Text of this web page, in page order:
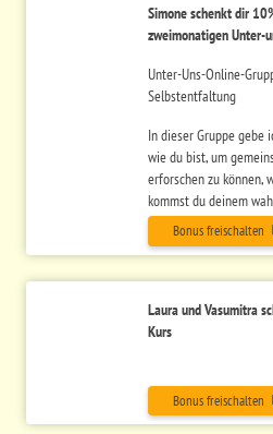
Simone schenkt dir
zweimonatigen Unter-
Unter-Uns-Online-
Selbstentfaltung
In dieser Gruppe gebe
wie du bist, um
erforschen zu können,
kommst du deinem
Bonus freischalten
Laura und Vasumitra
Kurs
Bonus freischalten